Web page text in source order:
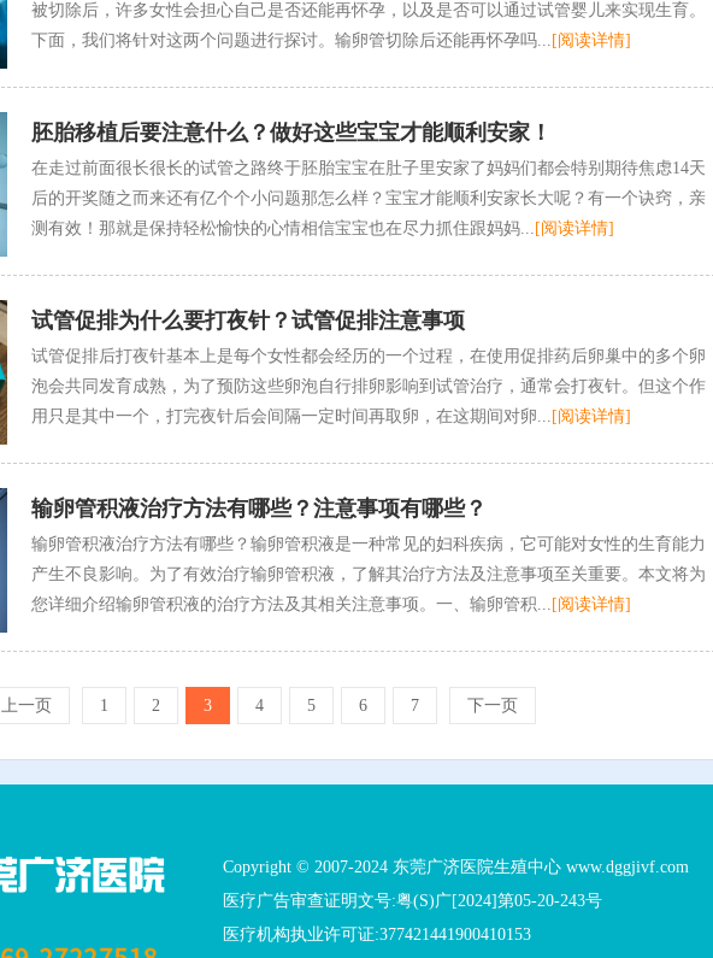
被切除后，许多女性会担心自己是否还能再怀孕，以及是否可以通过试管婴儿来实现生育。
下面，我们将针对这两个问题进行探讨。输卵管切除后还能再怀孕吗... [阅读详情]
胚胎移植后要注意什么？做好这些宝宝才能顺利安家！
在走过前面很长很长的试管之路终于胚胎宝宝在肚子里安家了妈妈们都会特别期待焦虑14天
后的开奖随之而来还有亿个个小问题那怎么样？宝宝才能顺利安家长大呢？有一个诀窍，亲
测有效！那就是保持轻松愉快的心情相信宝宝也在尽力抓住跟妈妈... [阅读详情]
试管促排为什么要打夜针？试管促排注意事项
试管促排后打夜针基本上是每个女性都会经历的一个过程，在使用促排药后卵巢中的多个卵
泡会共同发育成熟，为了预防这些卵泡自行排卵影响到试管治疗，通常会打夜针。但这个作
用只是其中一个，打完夜针后会间隔一定时间再取卵，在这期间对卵... [阅读详情]
输卵管积液治疗方法有哪些？注意事项有哪些？
输卵管积液治疗方法有哪些？输卵管积液是一种常见的妇科疾病，它可能对女性的生育能力
产生不良影响。为了有效治疗输卵管积液，了解其治疗方法及注意事项至关重要。本文将为
您详细介绍输卵管积液的治疗方法及其相关注意事项。一、输卵管积... [阅读详情]
上一页 1 2 3 4 5 6 7 下一页
Copyright © 2007-2024 东莞广济医院生殖中心 www.dggjivf.com
医疗广告审查证明文号:粤(S)广[2024]第05-20-243号
医疗机构执业许可证:377421441900410153